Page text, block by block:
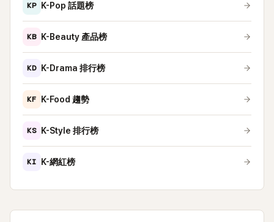
KP K-Pop 話題榜
KB K-Beauty 產品榜
KD K-Drama 排行榜
KF K-Food 趨勢
KS K-Style 排行榜
KI K-網紅榜